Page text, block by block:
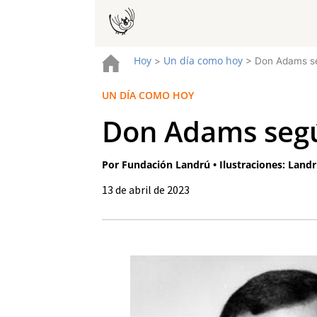
Hoy> Un día como hoy> Don Adams
UN DÍA COMO HOY
Don Adams
Por Fundación Landrú • Ilustraciones:
13 de abril de 2023